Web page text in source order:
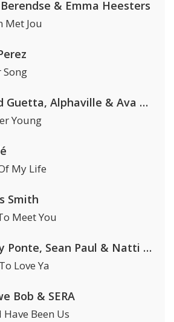
& Emma Heesters
Met Jou
Song
David Guetta, Alphaville & Ava Max
Young
My Life
Smith
Meet You
Gabry Ponte, Sean Paul & Natti Natasha
Love Ya
Bob & SERA
Have Been Us